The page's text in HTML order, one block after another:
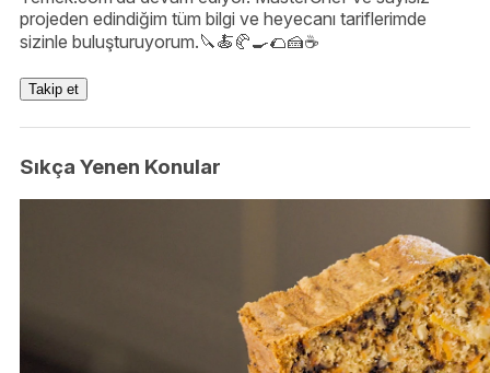
projeden edindiğim tüm bilgi ve heyecanı tariflerimde
sizinle buluşturuyorum.🔪🍝🥐🍳🌮🍰☕️
Takip et
Sıkça Yenen Konular